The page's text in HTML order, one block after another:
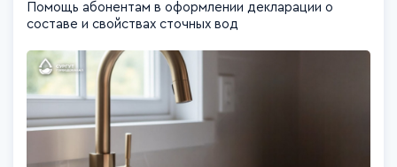
Помощь абонентам в оформлении декларации о
составе и свойствах сточных вод